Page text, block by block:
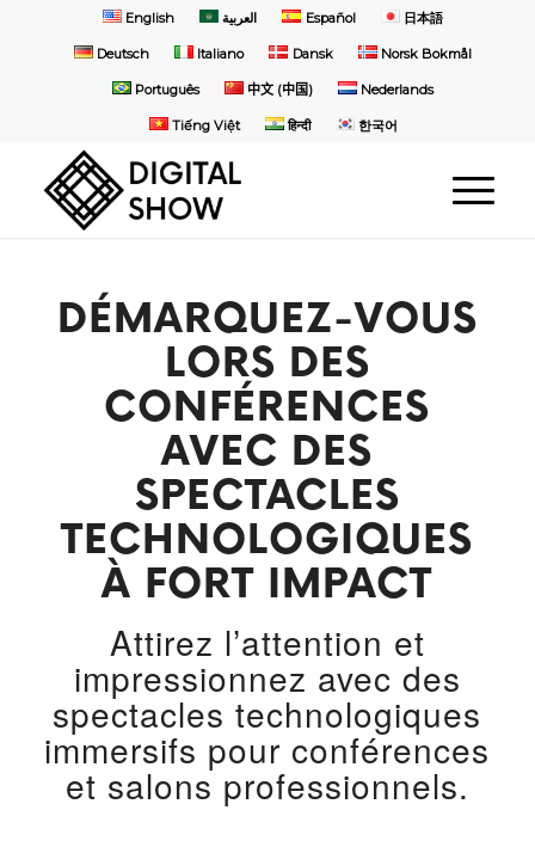
English العربية Español 日本語
Deutsch Italiano Dansk Norsk Bokmål
Português 中文 (中国) Nederlands
Tiếng Việt हिन्दी 한국어
DÉMARQUEZ-VOUS
LORS DES
CONFÉRENCES
AVEC DES
SPECTACLES
TECHNOLOGIQUES
À FORT IMPACT
Attirez l’attention et
impressionnez avec des
spectacles technologiques
immersifs pour conférences
et salons professionnels.